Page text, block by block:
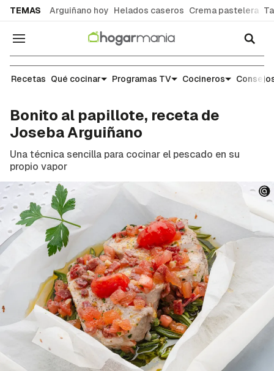
TEMAS Arguiñano hoy Helados caseros Crema pastelera
Navegación
Recetas
Recetas Qué cocinar Programas TV Cocineros
Bonito al papillote, receta de
Joseba Arguiñano
Una técnica sencilla para cocinar el pescado en su
propio vapor